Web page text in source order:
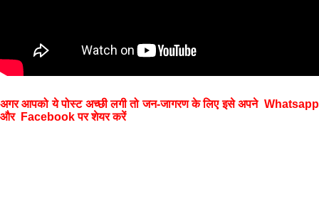
अगर आपको ये पोस्ट अच्छी लगी तो जन-जागरण के लिए इसे अपने Whatsapp
और Facebook पर शेयर करें